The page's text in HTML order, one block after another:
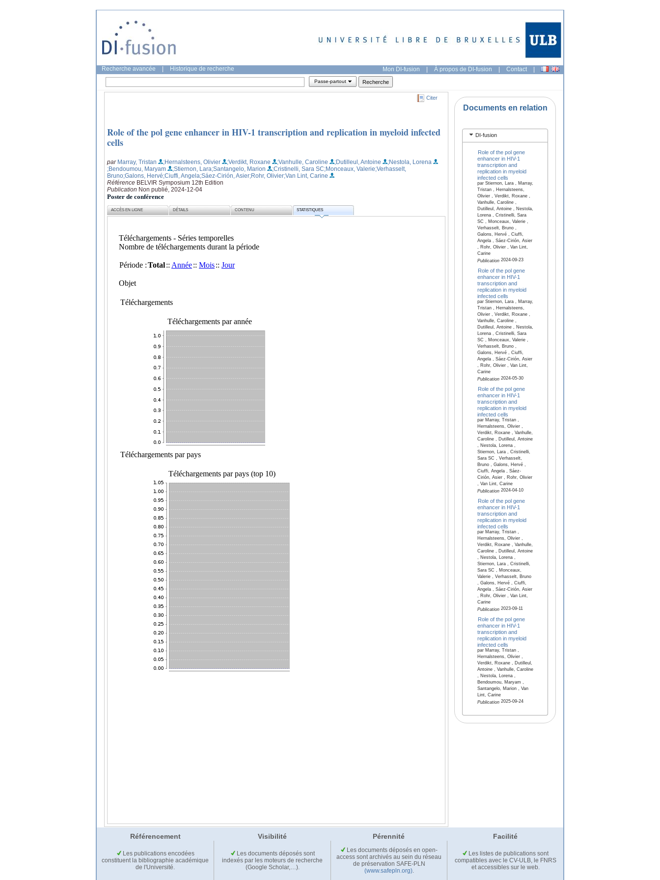
Recherche avancée Historique de recherche Mon DI-fusion | À propos de DI-fusion | Contact |
Passe-partout
Citer
Role of the pol gene enhancer in HIV-1 transcription and replication in myeloid infected
cells
par Marray, Tristan ;Hernalsteens, Olivier ;Verdikt, Roxane ;Vanhulle, Caroline ;Dutilleul, Antoine
;Nestola, Lorena
;Bendoumou, Maryam
;Stiernon, Lara;Santangelo, Marion ;Cristinelli, Sara SC;Monceaux, Valerie;Verhasselt,
Bruno;Galons, Hervé;Ciuffi, Angela;Sáez-Cirión, Asier;Rohr, Olivier;Van Lint, Carine
Référence BELVIR Symposium 12th Edition
Publication Non publié, 2024-12-04
Poster de conférence
ACCÈS EN LIGNE DÉTAILS CONTENU STATISTIQUES
Documents en relation
DI-fusion
Role of the pol gene
enhancer in HIV-1
transcription and
replication in myeloid
infected cells
par Stiernon, Lara , Marray,
Tristan , Hernalsteens,
Olivier , Verdikt, Roxane ,
Vanhulle, Caroline ,
Dutilleul, Antoine , Nestola,
Lorena , Cristinelli, Sara
SC , Monceaux, Valerie ,
Verhasselt, Bruno ,
Galons, Hervé , Ciuffi,
Angela , Sáez-Cirión, Asier
, Rohr, Olivier , Van Lint,
Carine
Publication2024-09-23
Role of the pol gene
enhancer in HIV-1
transcription and
replication in myeloid
infected cells
par Stiernon, Lara , Marray,
Tristan , Hernalsteens,
Olivier , Verdikt, Roxane ,
Vanhulle, Caroline ,
Dutilleul, Antoine , Nestola,
Lorena , Cristinelli, Sara
SC , Monceaux, Valerie ,
Verhasselt, Bruno ,
Galons, Hervé , Ciuffi,
Angela , Sáez-Cirión, Asier
, Rohr, Olivier , Van Lint,
Carine
Publication2024-05-30
Role of the pol gene
enhancer in HIV-1
transcription and
replication in myeloid
infected cells
par Marray, Tristan ,
Hernalsteens, Olivier ,
Verdikt, Roxane , Vanhulle,
Caroline , Dutilleul, Antoine
, Nestola, Lorena ,
Stiernon, Lara , Cristinelli,
Sara SC , Verhasselt,
Bruno , Galons, Hervé ,
Ciuffi, Angela , Sáez-
Cirión, Asier , Rohr, Olivier
, Van Lint, Carine
Publication2024-04-10
Role of the pol gene
enhancer in HIV-1
transcription and
replication in myeloid
infected cells
par Marray, Tristan ,
Hernalsteens, Olivier ,
Verdikt, Roxane , Vanhulle,
Caroline , Dutilleul, Antoine
, Nestola, Lorena ,
Stiernon, Lara , Cristinelli,
Sara SC , Monceaux,
Valerie , Verhasselt, Bruno
, Galons, Hervé , Ciuffi,
Angela , Sáez-Cirión, Asier
, Rohr, Olivier , Van Lint,
Carine
Publication2023-09-11
Role of the pol gene
enhancer in HIV-1
transcription and
replication in myeloid
infected cells
par Marray, Tristan ,
Hernalsteens, Olivier ,
Verdikt, Roxane , Dutilleul,
Antoine , Vanhulle, Caroline
, Nestola, Lorena ,
Bendoumou, Maryam ,
Santangelo, Marion , Van
Lint, Carine
Publication2025-09-24
Référencement Visibilité Pérennité Facilité
Les publications encodées
constituent la bibliographie académique
de l'Université.
Les documents déposés sont
indexés par les moteurs de recherche
(Google Scholar,…).
Les documents déposés en open-
access sont archivés au sein du réseau
de préservation SAFE-PLN
(www.safepln.org).
Les listes de publications sont
compatibles avec le CV-ULB, le FNRS
et accessibles sur le web.